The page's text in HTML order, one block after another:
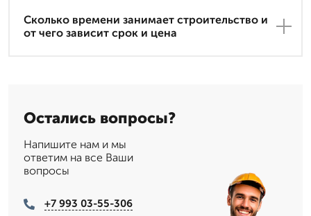
Сколько времени занимает строительство и
от чего зависит срок и цена
Остались вопросы?
Напишите нам и мы
ответим на все Ваши
вопросы
+7 993 03-55-306